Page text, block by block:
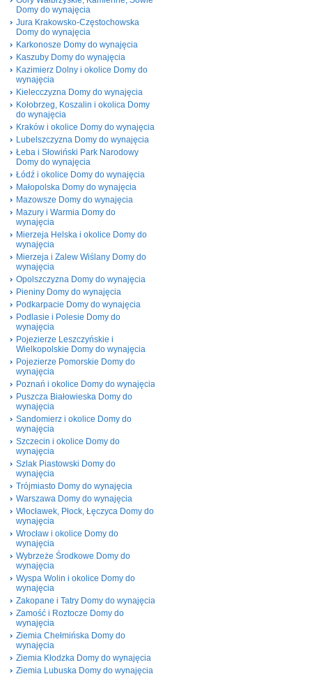
Domy do wynajęcia
Jura Krakowsko-Częstochowska
Domy do wynajęcia
Karkonosze Domy do wynajęcia
Kaszuby Domy do wynajęcia
Kazimierz Dolny i okolice Domy do
wynajęcia
Kielecczyzna Domy do wynajęcia
Kołobrzeg, Koszalin i okolica Domy
do wynajęcia
Kraków i okolice Domy do wynajęcia
Lubelszczyzna Domy do wynajęcia
Łeba i Słowiński Park Narodowy
Domy do wynajęcia
Łódź i okolice Domy do wynajęcia
Małopolska Domy do wynajęcia
Mazowsze Domy do wynajęcia
Mazury i Warmia Domy do
wynajęcia
Mierzeja Helska i okolice Domy do
wynajęcia
Mierzeja i Zalew Wiślany Domy do
wynajęcia
Opolszczyzna Domy do wynajęcia
Pieniny Domy do wynajęcia
Podkarpacie Domy do wynajęcia
Podlasie i Polesie Domy do
wynajęcia
Pojezierze Leszczyńskie i
Wielkopolskie Domy do wynajęcia
Pojezierze Pomorskie Domy do
wynajęcia
Poznań i okolice Domy do wynajęcia
Puszcza Białowieska Domy do
wynajęcia
Sandomierz i okolice Domy do
wynajęcia
Szczecin i okolice Domy do
wynajęcia
Szlak Piastowski Domy do
wynajęcia
Trójmiasto Domy do wynajęcia
Warszawa Domy do wynajęcia
Włocławek, Płock, Łęczyca Domy do
wynajęcia
Wrocław i okolice Domy do
wynajęcia
Wybrzeże Środkowe Domy do
wynajęcia
Wyspa Wolin i okolice Domy do
wynajęcia
Zakopane i Tatry Domy do wynajęcia
Zamość i Roztocze Domy do
wynajęcia
Ziemia Chełmińska Domy do
wynajęcia
Ziemia Kłodzka Domy do wynajęcia
Ziemia Lubuska Domy do wynajęcia